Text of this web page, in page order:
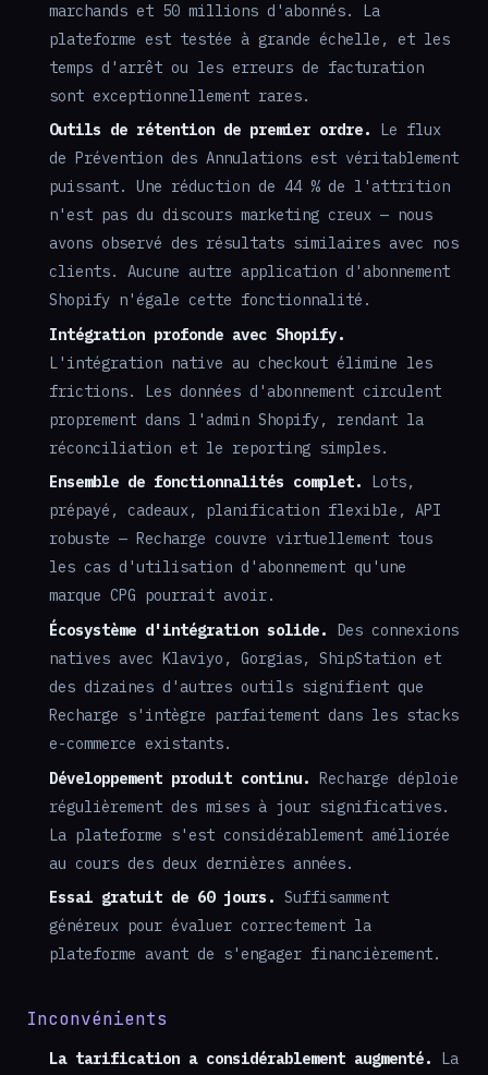
marchands et 50 millions d'abonnés. La
plateforme est testée à grande échelle, et les
temps d'arrêt ou les erreurs de facturation
sont exceptionnellement rares.
Outils de rétention de premier ordre.
Le flux
de Prévention des Annulations est véritablement
puissant. Une réduction de 44 % de l'attrition
n'est pas du discours marketing creux — nous
avons observé des résultats similaires avec nos
clients. Aucune autre application d'abonnement
Shopify n'égale cette fonctionnalité.
Intégration profonde avec Shopify.
L'intégration native au checkout élimine les
frictions. Les données d'abonnement circulent
proprement dans l'admin Shopify, rendant la
réconciliation et le reporting simples.
Ensemble de fonctionnalités complet.
Lots,
prépayé, cadeaux, planification flexible, API
robuste — Recharge couvre virtuellement tous
les cas d'utilisation d'abonnement qu'une
marque CPG pourrait avoir.
Écosystème d'intégration solide.
Des connexions
natives avec Klaviyo, Gorgias, ShipStation et
des dizaines d'autres outils signifient que
Recharge s'intègre parfaitement dans les stacks
e-commerce existants.
Développement produit continu. Recharge déploie
régulièrement des mises à jour significatives.
La plateforme s'est considérablement améliorée
au cours des deux dernières années.
Essai gratuit de 60 jours. Suffisamment
généreux pour évaluer correctement la
plateforme avant de s'engager financièrement.
Inconvénients
La tarification a considérablement augmenté. La